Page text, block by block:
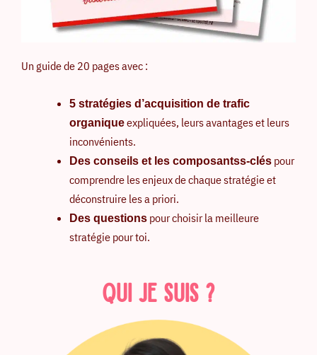
Un guide de 20 pages avec :
5 stratégies d’acquisition de trafic
organiqueexpliquées, leurs avantages et leurs
inconvénients.
Des conseils et les composantss-clés pour
comprendre les enjeux de chaque stratégie et
déconstruire les a priori.
Des questions pour choisir la meilleure
stratégie pour toi.
QUI JE SUIS ?